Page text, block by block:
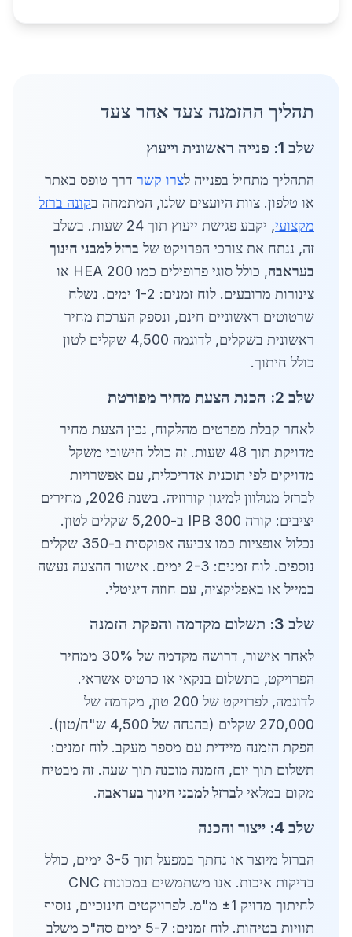
תהליך ההזמנה צעד אחר צעד
שלב 1: פנייה ראשונית וייעוץ
התהליך מתחיל בפנייה לצרו קשר דרך טופס באתר
או טלפון. צוות היועצים שלנו, המתמחה בקונה ברזל
מקצועי
, יקבע פגישת ייעוץ תוך 24 שעות. בשלב
זה, ננתח את צורכי הפרויקט של ברזל למבני חינוך
בעראבה
, כולל סוגי פרופילים כמו HEA 200 או
צינורות מרובעים. לוח זמנים: 1-2 ימים. נשלח
שרטוטים ראשוניים חינם, ונספק הערכת מחיר
ראשונית בשקלים, לדוגמה 4,500 שקלים לטון
כולל חיתוך.
שלב 2: הכנת הצעת מחיר מפורטת
לאחר קבלת מפרטים מהלקוח, נכין הצעת מחיר
מדויקת תוך 48 שעות. זה כולל חישובי משקל
מדויקים לפי תוכנית אדריכלית, עם אפשרויות
לברזל מגולוון למיגון קורוזיה. בשנת 2026, מחירים
יציבים: קורה IPB 300 ב-5,200 שקלים לטון.
נכלול אופציות כמו צביעה אפוקסית ב-350 שקלים
נוספים. לוח זמנים: 2-3 ימים. אישור ההצעה נעשה
במייל או באפליקציה, עם חוזה דיגיטלי.
שלב 3: תשלום מקדמה והפקת הזמנה
לאחר אישור, דרושה מקדמה של 30% ממחיר
הפרויקט, בתשלום בנקאי או כרטיס אשראי.
לדוגמה, לפרויקט של 200 טון, מקדמה של
270,000 שקלים (בהנחה של 4,500 ש"ח/טון).
הפקת הזמנה מיידית עם מספר מעקב. לוח זמנים:
תשלום תוך יום, הזמנה מוכנה תוך שעה. זה מבטיח
מקום במלאי לברזל למבני חינוך בעראבה.
שלב 4: ייצור והכנה
הברזל מיוצר או נחתך במפעל תוך 3-5 ימים, כולל
בדיקות איכות. אנו משתמשים במכונות CNC
לחיתוך מדויק ±1 מ"מ. לפרויקטים חינוכיים, נוסיף
תוויות בטיחות. לוח זמנים: 5-7 ימים סה"כ משלב